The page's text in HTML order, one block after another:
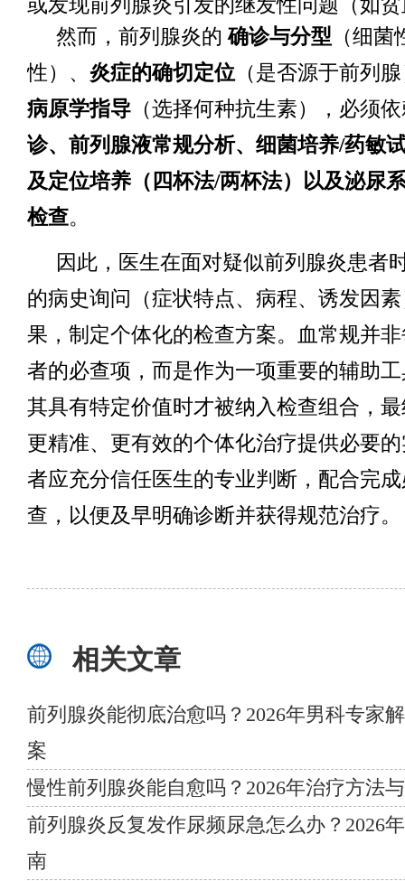
或发现前列腺炎引发的继发性问题（如
然而，前列腺炎的确诊与分型 （细
性）、 炎症的确切定位（是否源于前列
病原学指导 （选择何种抗生素），必须
诊、前列腺液常规分析、细菌培养/药敏
及定位培养（四杯法/两杯法）以及泌尿
检查。
因此，医生在面对疑似前列腺炎患者
的病史询问（症状特点、病程、诱发因
果，制定个体化的检查方案。血常规并
者的必查项，而是作为一项重要的辅助
其具有特定价值时才被纳入检查组合，
更精准、更有效的个体化治疗提供必要
者应充分信任医生的专业判断，配合完
查，以便及早明确诊断并获得规范治疗。
相关文章
前列腺炎能彻底治愈吗？2026年男科专家
案
慢性前列腺炎能自愈吗？2026年治疗方法
前列腺炎反复发作尿频尿急怎么办？2026
南